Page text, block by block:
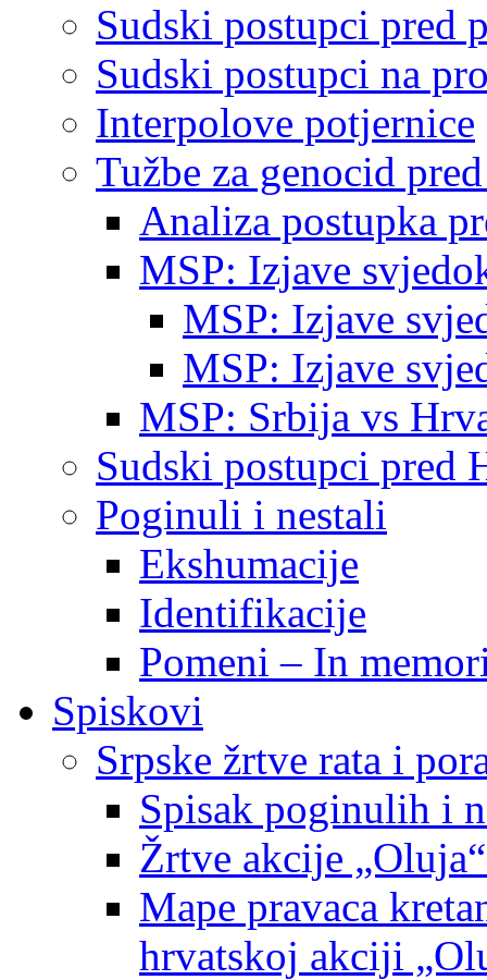
Sudski postupci pred
Sudski postupci na
Interpolove potjernice
Tužbe za genocid
Analiza postupka
MSP: Izjave
MSP: Izjave
MSP: Izjave
MSP: Srbija vs
Sudski postupci pred
Poginuli i nestali
Ekshumacije
Identifikacije
Pomeni – In
Spiskovi
Srpske žrtve rata i
Spisak poginulih i
Žrtve akcije
Mape pravaca
hrvatskoj akciji